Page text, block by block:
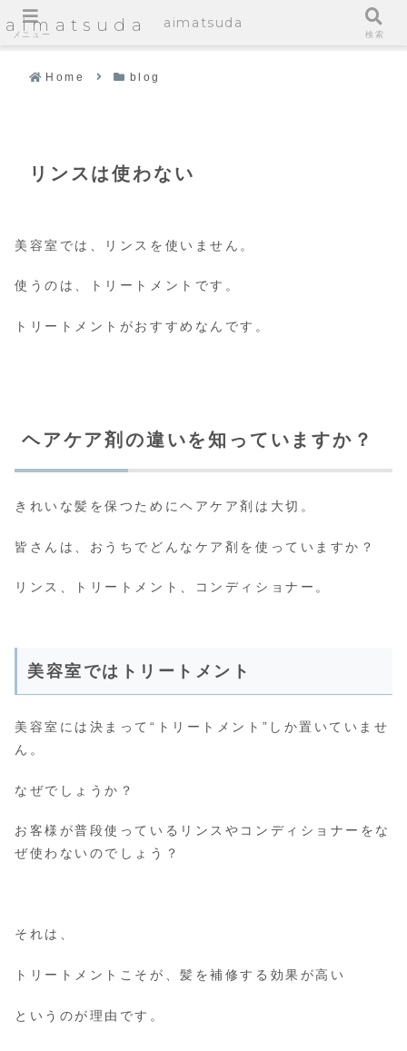
aimatsuda
Home blog
リンスは使わない
美容室では、リンスを使いません。
使うのは、トリートメントです。
トリートメントがおすすめなんです。
ヘアケア剤の違いを知っていますか？
きれいな髪を保つためにヘアケア剤は大切。
皆さんは、おうちでどんなケア剤を使っていますか？
リンス、トリートメント、コンディショナー。
美容室ではトリートメント
美容室には決まって“トリートメント”しか置いていませ
ん。
なぜでしょうか？
お客様が普段使っているリンスやコンディショナーをな
ぜ使わないのでしょう？
それは、
トリートメントこそが、髪を補修する効果が高い
というのが理由です。
メニュー
aimatsuda
検索